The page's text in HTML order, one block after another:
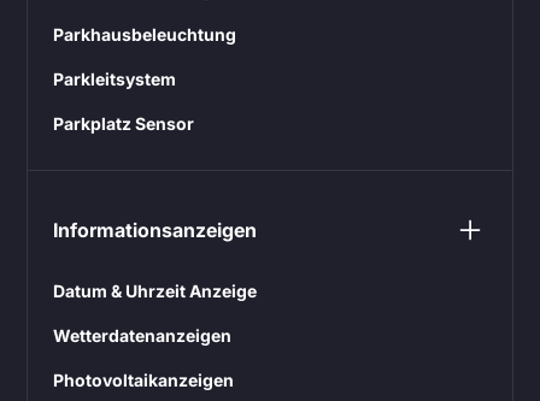
Parkhausbeleuchtung
Parkleitsystem
Parkplatz Sensor
Informationsanzeigen
Datum & Uhrzeit Anzeige
Wetterdatenanzeigen
Photovoltaikanzeigen